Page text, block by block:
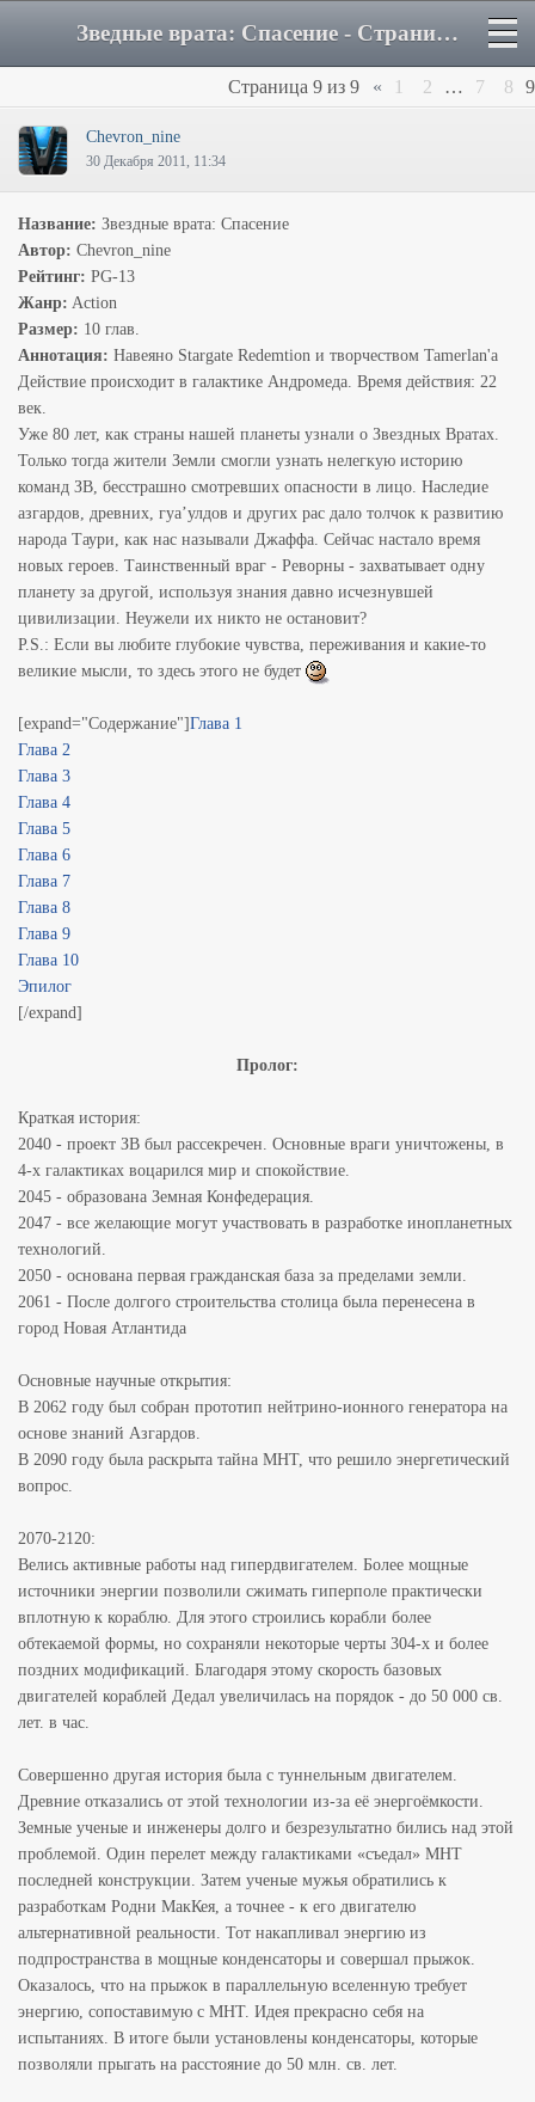
Зведные врата: Спасение - Страница 9 - Форум
Страница 9 из 9 « 1 2 … 7 8 9
Chevron_nine
30 Декабря 2011, 11:34
Название: Звездные врата: Спасение
Автор: Chevron_nine
Рейтинг: PG-13
Жанр: Action
Размер: 10 глав.
Аннотация: Навеяно Stargate Redemtion и творчеством Tamerlan'a
Действие происходит в галактике Андромеда. Время действия: 22
век.
Уже 80 лет, как страны нашей планеты узнали о Звездных Вратах.
Только тогда жители Земли смогли узнать нелегкую историю
команд ЗВ, бесстрашно смотревших опасности в лицо. Наследие
азгардов, древних, гуа’улдов и других рас дало толчок к развитию
народа Таури, как нас называли Джаффа. Сейчас настало время
новых героев. Таинственный враг - Реворны - захватывает одну
планету за другой, используя знания давно исчезнувшей
цивилизации. Неужели их никто не остановит?
P.S.: Если вы любите глубокие чувства, переживания и какие-то
великие мысли, то здесь этого не будет
[expand="Содержание"]Глава 1
Глава 2
Глава 3
Глава 4
Глава 5
Глава 6
Глава 7
Глава 8
Глава 9
Глава 10
Эпилог
[/expand]
Пролог:
Краткая история:
2040 - проект ЗВ был рассекречен. Основные враги уничтожены, в
4-х галактиках воцарился мир и спокойствие.
2045 - образована Земная Конфедерация.
2047 - все желающие могут участвовать в разработке инопланетных
технологий.
2050 - основана первая гражданская база за пределами земли.
2061 - После долгого строительства столица была перенесена в
город Новая Атлантида
Основные научные открытия:
В 2062 году был собран прототип нейтрино-ионного генератора на
основе знаний Азгардов.
В 2090 году была раскрыта тайна МНТ, что решило энергетический
вопрос.
2070-2120:
Велись активные работы над гипердвигателем. Более мощные
источники энергии позволили сжимать гиперполе практически
вплотную к кораблю. Для этого строились корабли более
обтекаемой формы, но сохраняли некоторые черты 304-х и более
поздних модификаций. Благодаря этому скорость базовых
двигателей кораблей Дедал увеличилась на порядок - до 50 000 св.
лет. в час.
Совершенно другая история была с туннельным двигателем.
Древние отказались от этой технологии из-за её энергоёмкости.
Земные ученые и инженеры долго и безрезультатно бились над этой
проблемой. Один перелет между галактиками «съедал» МНТ
последней конструкции. Затем ученые мужья обратились к
разработкам Родни МакКея, а точнее - к его двигателю
альтернативной реальности. Тот накапливал энергию из
подпространства в мощные конденсаторы и совершал прыжок.
Оказалось, что на прыжок в параллельную вселенную требует
энергию, сопоставимую с МНТ. Идея прекрасно себя на
испытаниях. В итоге были установлены конденсаторы, которые
позволяли прыгать на расстояние до 50 млн. св. лет.